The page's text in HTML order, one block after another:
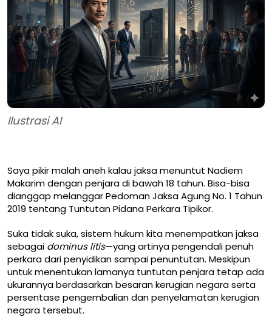
Ilustrasi AI
Saya pikir malah aneh kalau jaksa menuntut Nadiem
Makarim dengan penjara di bawah 18 tahun. Bisa-bisa
dianggap melanggar Pedoman Jaksa Agung No. 1 Tahun
2019 tentang Tuntutan Pidana Perkara Tipikor.
Suka tidak suka, sistem hukum kita menempatkan jaksa
sebagai dominus litis—yang artinya pengendali penuh
perkara dari penyidikan sampai penuntutan. Meskipun
untuk menentukan lamanya tuntutan penjara tetap ada
ukurannya berdasarkan besaran kerugian negara serta
persentase pengembalian dan penyelamatan kerugian
negara tersebut.